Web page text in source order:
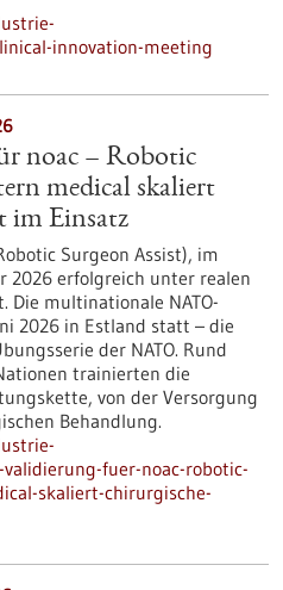
innovation-meeting
noac – Robotic
medical skaliert
im Einsatz
Surgeon Assist), im
2026 erfolgreich unter realen
Die multinationale NATO-
2026 in Estland statt – die
der NATO. Rund
trainierten die
von der Versorgung
Behandlung.
fuer-noac-robotic-
skaliert-chirurgische-